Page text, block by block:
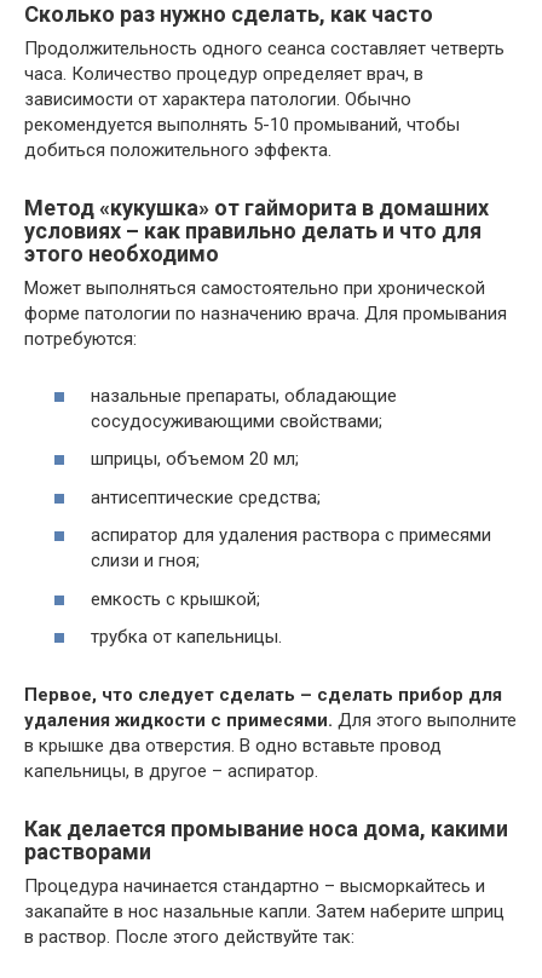
Сколько раз нужно сделать, как часто
Продолжительность одного сеанса составляет четверть
часа. Количество процедур определяет врач, в
зависимости от характера патологии. Обычно
рекомендуется выполнять 5-10 промываний, чтобы
добиться положительного эффекта.
Метод «кукушка» от гайморита в домашних
условиях – как правильно делать и что для
этого необходимо
Может выполняться самостоятельно при хронической
форме патологии по назначению врача. Для промывания
потребуются:
назальные препараты, обладающие
сосудосуживающими свойствами;
шприцы, объемом 20 мл;
антисептические средства;
аспиратор для удаления раствора с примесями
слизи и гноя;
емкость с крышкой;
трубка от капельницы.
Первое, что следует сделать – сделать прибор для
удаления жидкости с примесями. Для этого выполните
в крышке два отверстия. В одно вставьте провод
капельницы, в другое – аспиратор.
Как делается промывание носа дома, какими
растворами
Процедура начинается стандартно – высморкайтесь и
закапайте в нос назальные капли. Затем наберите шприц
в раствор. После этого действуйте так: